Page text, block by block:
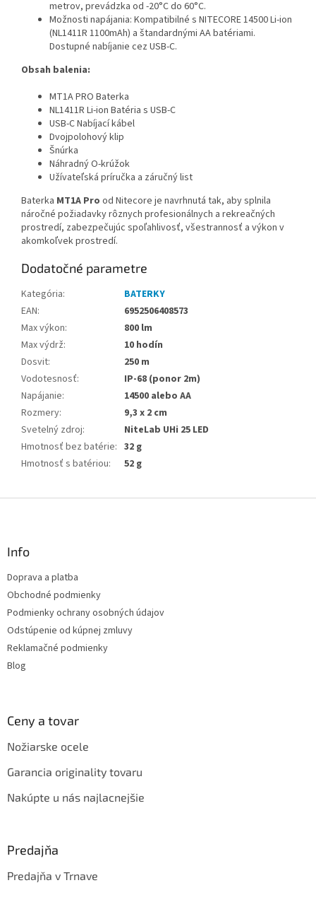
metrov, prevádzka od -20°C do 60°C.
Možnosti napájania: Kompatibilné s NITECORE 14500 Li-ion
(NL1411R 1100mAh) a štandardnými AA batériami.
Dostupné nabíjanie cez USB-C.
Obsah balenia:
MT1A PRO Baterka
NL1411R Li-ion Batéria s USB-C
USB-C Nabíjací kábel
Dvojpolohový klip
Šnúrka
Náhradný O-krúžok
Užívateľská príručka a záručný list
Baterka MT1A Pro od Nitecore je navrhnutá tak, aby splnila
náročné požiadavky rôznych profesionálnych a rekreačných
prostredí, zabezpečujúc spoľahlivosť, všestrannosť a výkon v
akomkoľvek prostredí.
Dodatočné parametre
Kategória:
BATERKY
EAN:
6952506408573
Max výkon:
800 lm
Max výdrž:
10 hodín
Dosvit:
250 m
Vodotesnosť:
IP-68 (ponor 2m)
Napájanie:
14500 alebo AA
Rozmery:
9,3 x 2 cm
Svetelný zdroj:
NiteLab UHi 25 LED
Hmotnosť bez batérie: 32 g
Hmotnosť s batériou: 52 g
Info
Doprava a platba
Obchodné podmienky
Podmienky ochrany osobných údajov
Odstúpenie od kúpnej zmluvy
Reklamačné podmienky
Blog
Ceny a tovar
Nožiarske ocele
Garancia originality tovaru
Nakúpte u nás najlacnejšie
Predajňa
Predajňa v Trnave